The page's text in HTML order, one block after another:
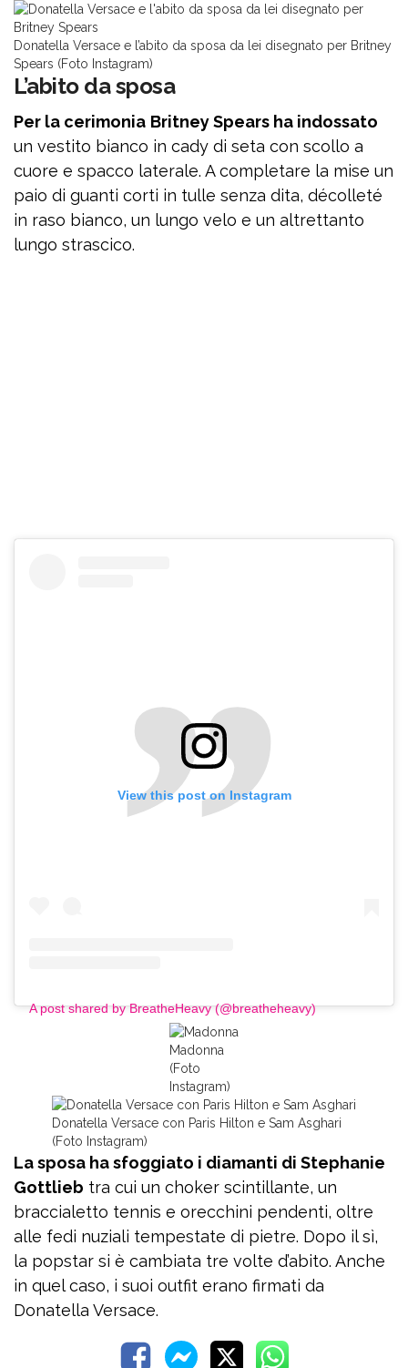
Donatella Versace e l’abito da sposa da lei disegnato per Britney
Spears (Foto Instagram)
L’abito da sposa
Per la cerimonia Britney Spears ha indossato
un vestito bianco in cady di seta con scollo a
cuore e spacco laterale. A completare la mise un
paio di guanti corti in tulle senza dita, décolleté
in raso bianco, un lungo velo e un altrettanto
lungo strascico.
View this post on Instagram
A post shared by BreatheHeavy (@breatheheavy)
Madonna
(Foto
Instagram)
Donatella Versace con Paris Hilton e Sam Asghari
(Foto Instagram)
La sposa ha sfoggiato i diamanti di Stephanie
Gottlieb tra cui un choker scintillante, un
braccialetto tennis e orecchini pendenti, oltre
alle fedi nuziali tempestate di pietre. Dopo il sì,
la popstar si è cambiata tre volte d’abito. Anche
in quel caso, i suoi outfit erano firmati da
Donatella Versace.